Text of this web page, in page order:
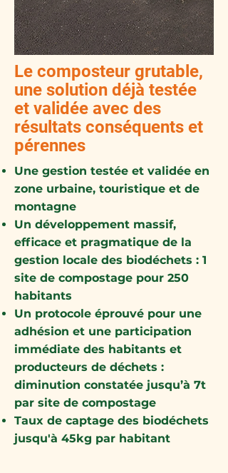
Le composteur grutable,
une solution déjà testée
et validée avec des
résultats conséquents et
pérennes
Une gestion testée et validée en
zone urbaine, touristique et de
montagne
Un développement massif,
efficace et pragmatique de la
gestion locale des biodéchets : 1
site de compostage pour 250
habitants
Un protocole éprouvé pour une
adhésion et une participation
immédiate des habitants et
producteurs de déchets :
diminution constatée jusqu’à 7t
par site de compostage
Taux de captage des biodéchets
jusqu'à 45kg par habitant